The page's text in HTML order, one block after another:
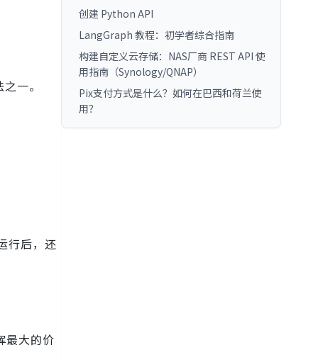
一。
行后，还
最大的价
创建 Python API
LangGraph 教程：初学者综合指南
构建自定义云存储：NAS厂商 REST API 使
用指南（Synology/QNAP）
Pix支付方式是什么？如何在巴西和荷兰使
用？